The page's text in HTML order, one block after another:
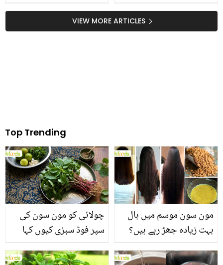
لڑکی کون ہے؟
بریانی بیچنے کا مشورہ
کس نے دیا تھا؟
VIEW MORE ARTICLES
Top Trending
چولائی کو مون سون کی
سپر فوڈ سبزی کیوں کہا
منرلز اور اینٹی آکسیڈنٹس
مون سون موسم میں بال
بہت زیادہ جھڑ رہے ہیں؟
بنانے کے چند قدرتی طریقے